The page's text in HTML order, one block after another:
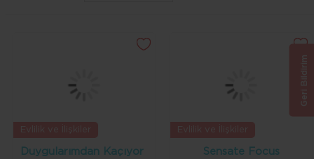
Duygularımdan Kaçıyor
Sensate Focus